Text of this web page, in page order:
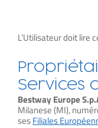
L’Utilisateur doit lire
Services
Bestway Europe
Milanese (MI),
sesFiliales